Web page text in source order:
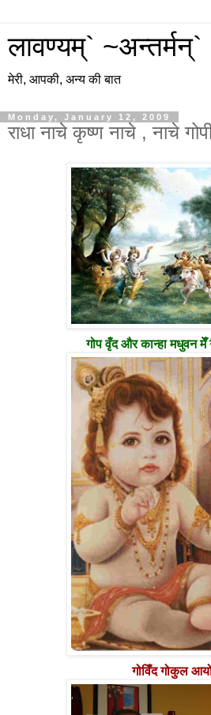
लावण्यम्` ~अन्तर्मन्`
मेरी, आपकी, अन्य की बात
Monday, January 12, 2009
राधा नाचे कृष्ण नाचे , नाचे
गोप वृँद और कान्हा मधुवन मेँ
गोविँद गोकुल